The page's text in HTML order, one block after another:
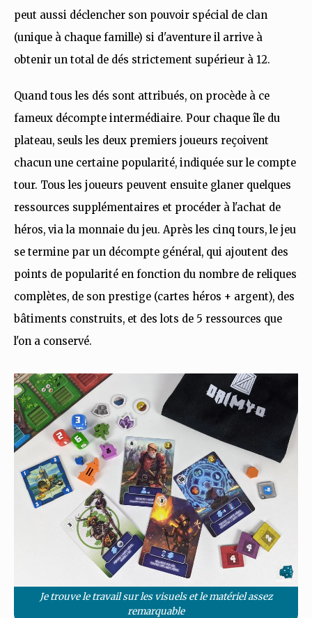
peut aussi déclencher son pouvoir spécial de clan
(unique à chaque famille) si d'aventure il arrive à
obtenir un total de dés strictement supérieur à 12.
Quand tous les dés sont attribués, on procède à ce
fameux décompte intermédiaire. Pour chaque île du
plateau, seuls les deux premiers joueurs reçoivent
chacun une certaine popularité, indiquée sur le compte
tour. Tous les joueurs peuvent ensuite glaner quelques
ressources supplémentaires et procéder à l'achat de
héros, via la monnaie du jeu. Après les cinq tours, le jeu
se termine par un décompte général, qui ajoutent des
points de popularité en fonction du nombre de reliques
complètes, de son prestige (cartes héros + argent), des
bâtiments construits, et des lots de 5 ressources que
l'on a conservé.
Je trouve le travail sur les visuels et le matériel assez
remarquable